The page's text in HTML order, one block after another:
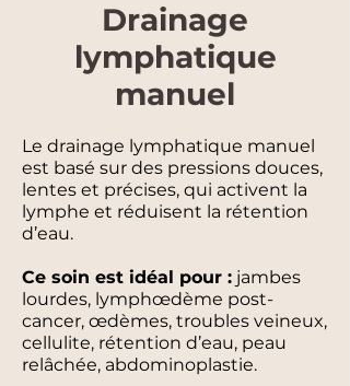
Drainage
lymphatique
manuel
Le drainage lymphatique manuel
est basé sur des pressions douces,
lentes et précises, qui activent la
lymphe et réduisent la rétention
d’eau.
Ce soin est idéal pour : jambes
lourdes, lymphœdème post-
cancer, œdèmes, troubles veineux,
cellulite, rétention d’eau, peau
relâchée, abdominoplastie.